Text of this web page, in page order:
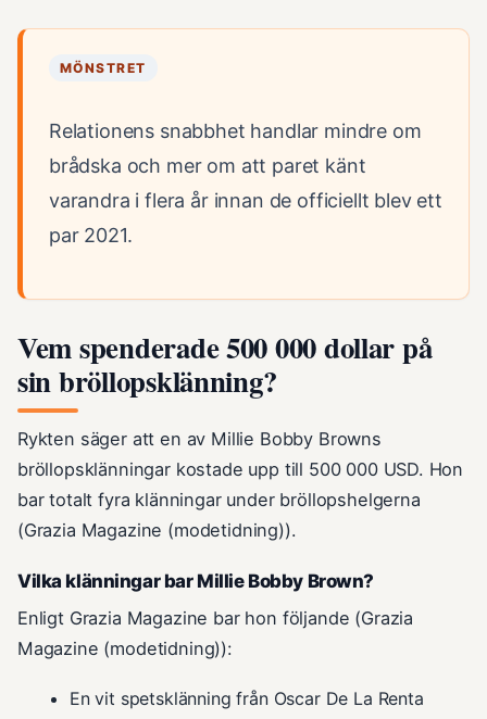
MÖNSTRET
Relationens snabbhet handlar mindre om
brådska och mer om att paret känt
varandra i flera år innan de officiellt blev ett
par 2021.
Vem spenderade 500 000 dollar på
sin bröllopsklänning?
Rykten säger att en av Millie Bobby Browns
bröllopsklänningar kostade upp till 500 000 USD. Hon
bar totalt fyra klänningar under bröllopshelgerna
(Grazia Magazine (modetidning)).
Vilka klänningar bar Millie Bobby Brown?
Enligt Grazia Magazine bar hon följande (Grazia
Magazine (modetidning)):
En vit spetsklänning från Oscar De La Renta